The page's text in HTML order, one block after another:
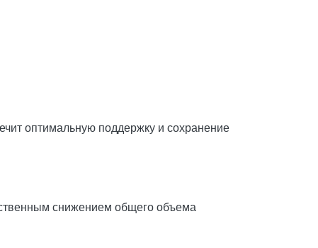
оптимальную поддержку и сохранение
снижением общего объема